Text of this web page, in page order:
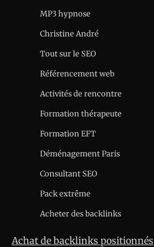
MP3 hypnose
Christine André
Tout sur le SEO
Référencement web
Activités de rencontre
Formation thérapeute
Formation EFT
Déménagement Paris
Consultant SEO
Pack extrême
Acheter des backlinks
Achat de backlinks positionnés